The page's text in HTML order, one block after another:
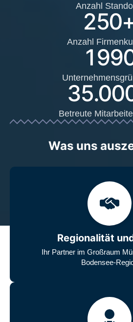
Anzahl
250
Anzahl
Betreute
Was uns
Regionalität
Ihr Partner im Großraum
Bodensee-